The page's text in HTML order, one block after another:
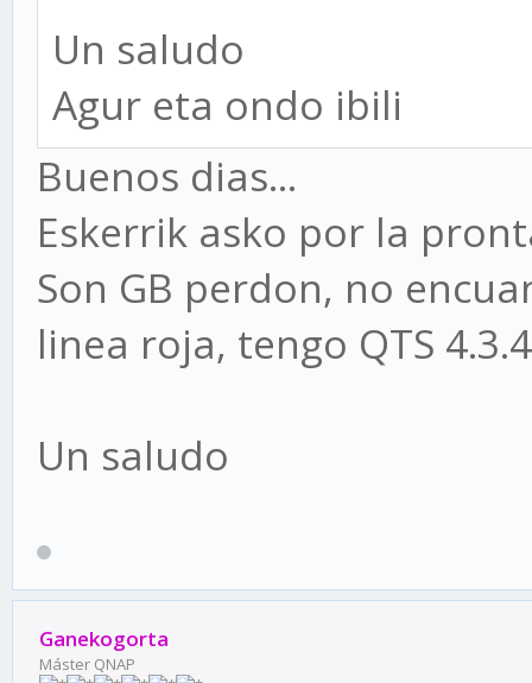
Un saludo
Agur eta ondo ibili
Buenos dias...
Eskerrik asko por la
Son GB perdon, no
linea roja, tengo QTS 4.3.4
Un saludo
Ganekogorta
Máster QNAP